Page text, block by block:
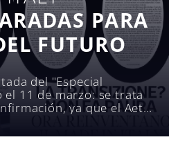
PARA
FUTURO
del "Especial
el 11 de marzo: se trata
ya que el Aetna
varios años.